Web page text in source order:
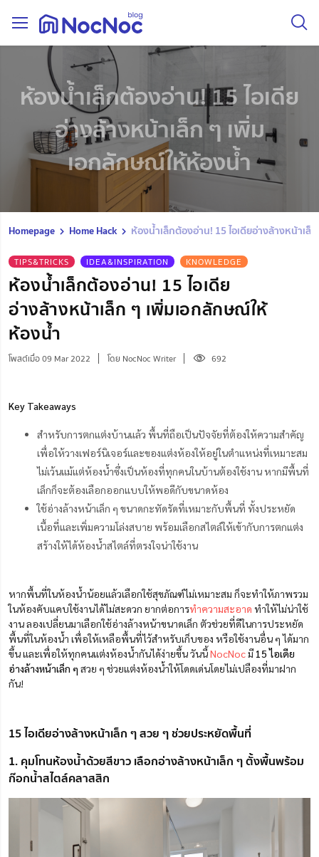
ห้องน้ำเล็กต้องอ่าน! 15 ไอเดีย
อ่างล้างหน้าเล็ก ๆ เพิ่ม
เอกลักษณ์ให้ห้องน้ำ
Homepage Home Hack ห้องน้ำเล็กต้องอ่าน! 15 ไอเดียอ่างล้างหน้าเ
TIPS&TRICKS IDEA&INSPIRATION KNOWLEDGE
ห้องน้ำเล็กต้องอ่าน! 15 ไอเดีย
อ่างล้างหน้าเล็ก ๆ เพิ่มเอกลักษณ์ให้
ห้องน้ำ
โพสต์เมื่อ 09 Mar 2022 โดย NocNoc Writer 692
Key Takeaways
สำหรับการตกแต่งบ้านแล้ว พื้นที่ถือเป็นปัจจัยที่ต้องให้ความสำคัญ
เพื่อให้วางเฟอร์นิเจอร์และของแต่งห้องให้อยู่ในตำแหน่งที่เหมาะสม
ไม่เว้นแม้แต่ห้องน้ำซึ่งเป็นห้องที่ทุกคนในบ้านต้องใช้งาน หากมีพื้นที่
เล็กก็จะต้องเลือกออกแบบให้พอดีกับขนาดห้อง
ใช้อ่างล้างหน้าเล็ก ๆ ขนาดกะทัดรัดที่เหมาะกับพื้นที่ ทั้งประหยัด
เนื้อที่และเพิ่มความโล่งสบาย พร้อมเลือกสไตล์ให้เข้ากับการตกแต่ง
สร้างให้ได้ห้องน้ำสไตล์ที่ตรงใจน่าใช้งาน
หากพื้นที่ในห้องน้ำน้อยแล้วเลือกใช้สุขภัณฑ์ไม่เหมาะสม ก็จะทำให้ภาพรวม
ในห้องคับแคบใช้งานได้ไม่สะดวก ยากต่อการทำความสะอาด ทำให้ไม่น่าใช้
งาน ลองเปลี่ยนมาเลือกใช้อ่างล้างหน้าขนาดเล็ก ตัวช่วยที่ดีในการประหยัด
พื้นที่ในห้องน้ำ เพื่อให้เหลือพื้นที่ไว้สำหรับเก็บของ หรือใช้งานอื่น ๆได้มาก
ขึ้น และเพื่อให้ทุกคนแต่งห้องน้ำกันได้ง่ายขึ้น วันนี้NocNocมี 15 ไอเดีย
อ่างล้างหน้าเล็ก ๆ สวย ๆ ช่วยแต่งห้องน้ำให้โดดเด่นโดยไม่เปลืองที่มาฝาก
กัน!
15 ไอเดียอ่างล้างหน้าเล็ก ๆ สวย ๆ ช่วยประหยัดพื้นที่
1. คุมโทนห้องน้ำด้วยสีขาว เลือกอ่างล้างหน้าเล็ก ๆ ตั้งพื้นพร้อม
ก๊อกน้ำสไตล์คลาสสิก